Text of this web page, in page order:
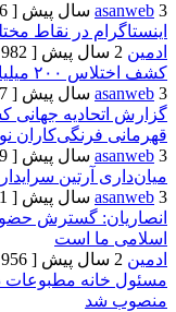
[ 996 بازدید ]
در نقاط مختلف دنیا
[ 982 بازدید ]
خانم در تهران
[ 977 بازدید ]
جهانی کشتی از
نوجوان ایران
[ 969 بازدید ]
سرایداران در
[ 961 بازدید ]
گسترش حضور زنان
است
[ 956 بازدید ]
مطبوعات در